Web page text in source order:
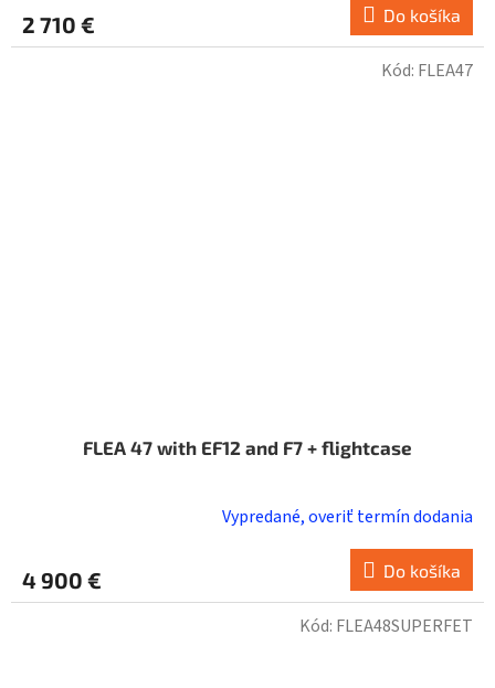
produktu
je
2 710 € Do košíka
FLEA 47 with EF12 and F7 + flightcase
Vypredané, overiť termín dodania
4 900 € Do košíka
Kód: FLEA47
Kód: FLEA48SUPERFET